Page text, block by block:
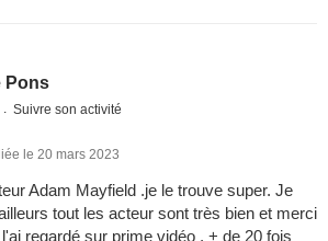
Pons
Suivre son activité
le 20 mars 2023
Adam Mayfield .je le trouve super. Je
tout les acteur sont très bien et merci
regardé sur prime vidéo , + de 20 fois